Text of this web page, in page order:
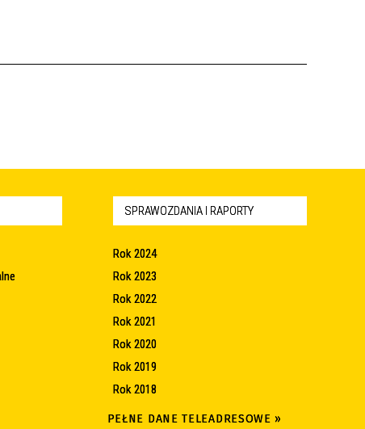
SPRAWOZDANIA I RAPORTY
Rok 2024
Rok 2023
Rok 2022
Rok 2021
Rok 2020
Rok 2019
Rok 2018
PEŁNE DANE TELEADRESOWE »